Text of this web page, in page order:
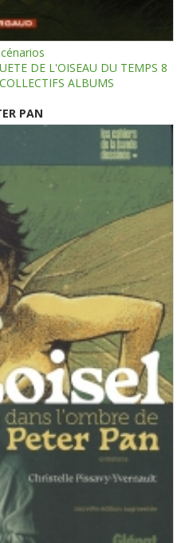
DE L'OISEAU DU TEMPS 8
ALBUMS
PAN